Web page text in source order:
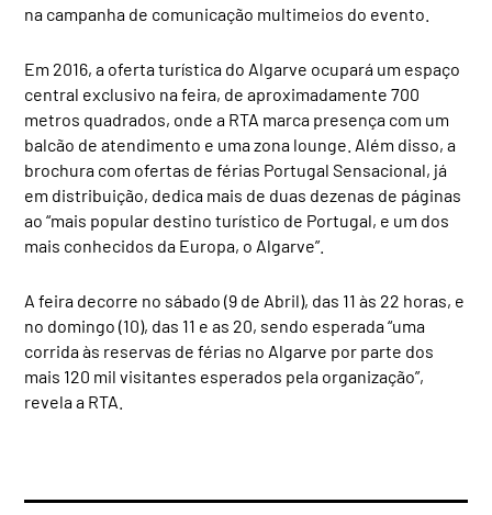
na campanha de comunicação multimeios do evento.
Em 2016, a oferta turística do Algarve ocupará um espaço
central exclusivo na feira, de aproximadamente 700
metros quadrados, onde a RTA marca presença com um
balcão de atendimento e uma zona lounge. Além disso, a
brochura com ofertas de férias Portugal Sensacional, já
em distribuição, dedica mais de duas dezenas de páginas
ao “mais popular destino turístico de Portugal, e um dos
mais conhecidos da Europa, o Algarve”.
A feira decorre no sábado (9 de Abril), das 11 às 22 horas, e
no domingo (10), das 11 e as 20, sendo esperada “uma
corrida às reservas de férias no Algarve por parte dos
mais 120 mil visitantes esperados pela organização”,
revela a RTA.